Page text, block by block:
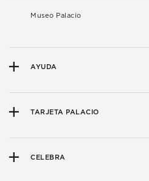
Museo Palacio
AYUDA
TARJETA PALACIO
CELEBRA